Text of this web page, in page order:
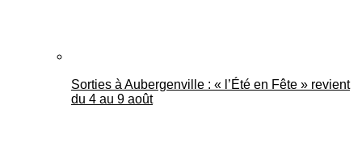
Sorties à Aubergenville : « l’Été en Fête » revient
du 4 au 9 août